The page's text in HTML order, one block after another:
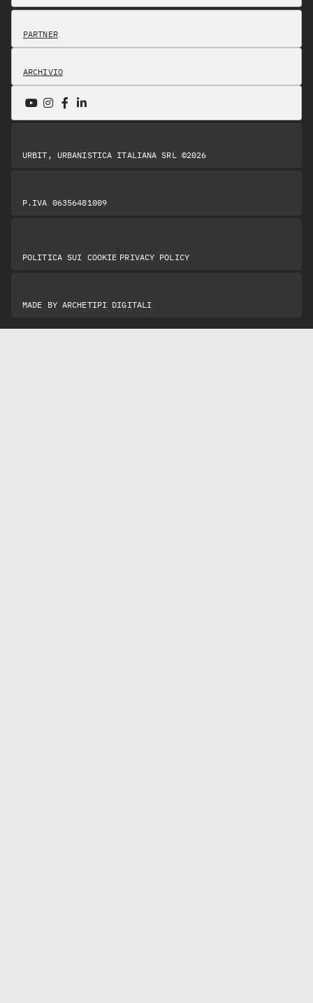
PARTNER
ARCHIVIO
URBIT, URBANISTICA ITALIANA SRL ©2026
P.IVA 06356481009
POLITICA SUI COOKIE PRIVACY POLICY
MADE BY ARCHETIPI DIGITALI